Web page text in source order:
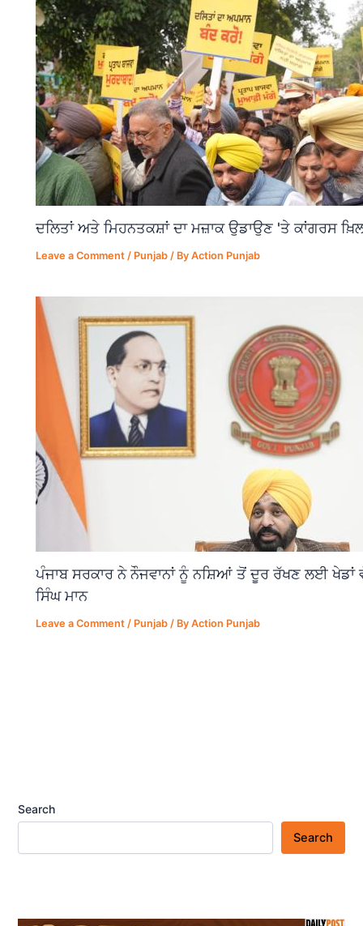
ਦਲਿਤਾਂ ਅਤੇ ਮਿਹਨਤਕਸ਼ਾਂ ਦਾ ਮਜ਼ਾਕ ਉਡਾਉਣ 'ਤੇ ਕਾਂਗਰਸ
Leave a Comment / Punjab / ByAction Punjab
ਪੰਜਾਬ ਸਰਕਾਰ ਨੇ ਨੌਜਵਾਨਾਂ ਨੂੰ ਨਸ਼ਿਆਂ ਤੋਂ ਦੂਰ ਰੱਖਣ ਲਈ ਖੇਡਾਂ
ਸਿੰਘ ਮਾਨ
Leave a Comment / Punjab / ByAction Punjab
Search
Search